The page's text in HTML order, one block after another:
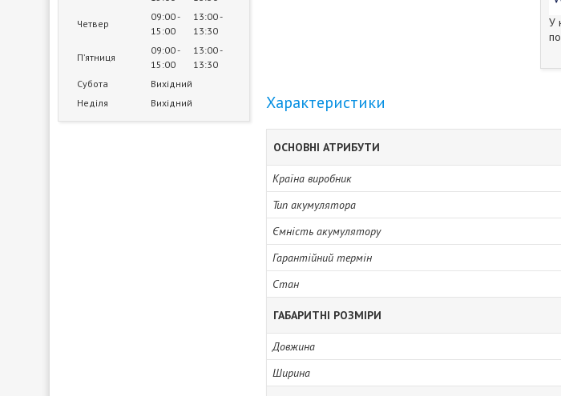
Четвер
09:00
15:00
13:00
13:30
Пʼятниця
09:00
15:00
13:00
13:30
Субота
Вихідний
Неділя
Вихідний
У
Характеристики
ОСНОВНІ АТРИБУТИ
Країна виробник
Тип акумулятора
Ємність акумулятору
Гарантійний термін
Стан
ГАБАРИТНІ РОЗМІРИ
Довжина
Ширина